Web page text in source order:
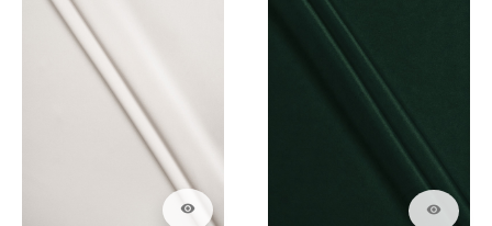
visibility visibility